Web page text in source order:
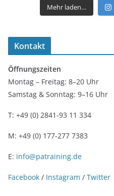
Mehr laden…
Kontakt
Öffnungszeiten
Montag – Freitag: 8–20 Uhr
Samstag & Sonntag: 9–16 Uhr
T: +49 (0) 2841-93 11 334
M: +49 (0) 177-277 7383
E: info@patraining.de
Facebook / Instagram / Twitter